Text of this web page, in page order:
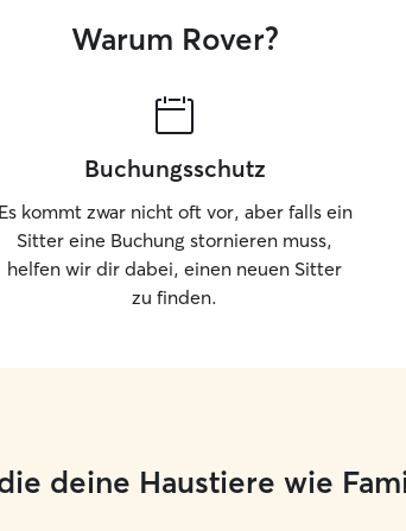
Warum Rover?
Buchungsschutz
Es kommt zwar nicht oft vor, aber falls ein
Sitter eine Buchung stornieren muss,
helfen wir dir dabei, einen neuen Sitter
zu finden.
deine Haustiere wie